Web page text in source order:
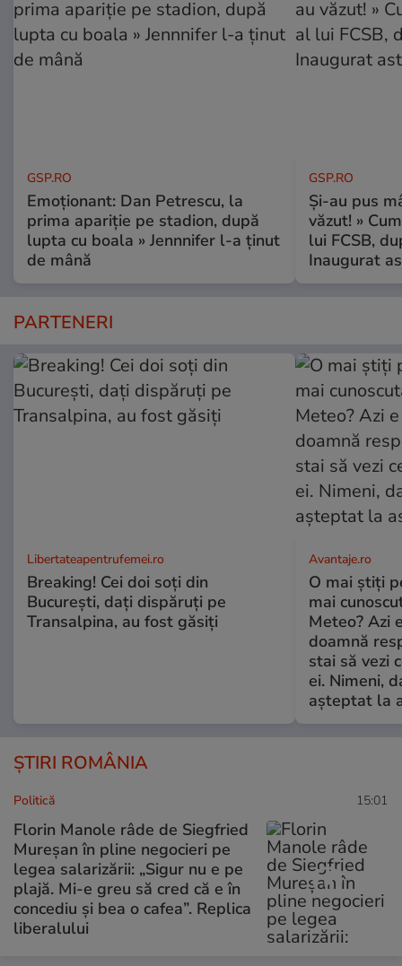
GSP.RO
Emoționant: Dan Petrescu, la
prima apariție pe stadion, după
lupta cu boala » Jennnifer l-a ținut
de mână
GSP.RO
Și-au pus
văzut! »
lui FCSB,
Inaugurat
PARTENERI
Libertateapentrufemei.ro
Breaking! Cei doi soți din
București, dați dispăruți pe
Transalpina, au fost găsiți
Avantaje.ro
O mai știți
mai
Meteo? Azi
doamnă
stai să vezi
ei. Nimeni,
așteptat la
ȘTIRI ROMÂNIA
Politică 15:01
Florin Manole râde de Siegfried
Mureșan în pline negocieri pe
legea salarizării: „Sigur nu e pe
plajă. Mi-e greu să cred că e în
concediu și bea o cafea”. Replica
liberalului